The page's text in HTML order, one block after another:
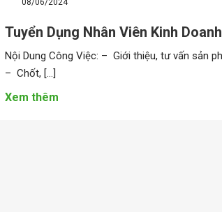
Tuyển Dụng Nhân Viên Kinh Doanh
Nội Dung Công Việc: – Giới thiệu, tư vấn sản
– Chốt, […]
Xem thêm